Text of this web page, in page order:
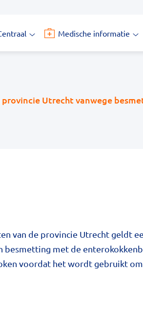
Centraal
Medische informatie
Utrecht vanwege
van de provincie Utrecht geldt
met de
voordat het wordt gebruikt